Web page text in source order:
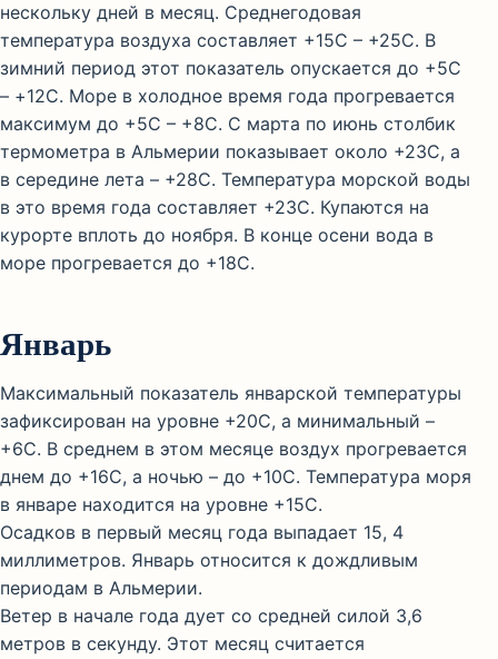
нескольку дней в месяц. Среднегодовая
температура воздуха составляет +15С – +25С. В
зимний период этот показатель опускается до +5С
– +12С. Море в холодное время года прогревается
максимум до +5С – +8С. С марта по июнь столбик
термометра в Альмерии показывает около +23С, а
в середине лета – +28С. Температура морской воды
в это время года составляет +23С. Купаются на
курорте вплоть до ноября. В конце осени вода в
море прогревается до +18С.
Январь
Максимальный показатель январской температуры
зафиксирован на уровне +20С, а минимальный –
+6С. В среднем в этом месяце воздух прогревается
днем до +16С, а ночью – до +10С. Температура моря
в январе находится на уровне +15С.
Осадков в первый месяц года выпадает 15, 4
миллиметров. Январь относится к дождливым
периодам в Альмерии.
Ветер в начале года дует со средней силой 3,6
метров в секунду. Этот месяц считается